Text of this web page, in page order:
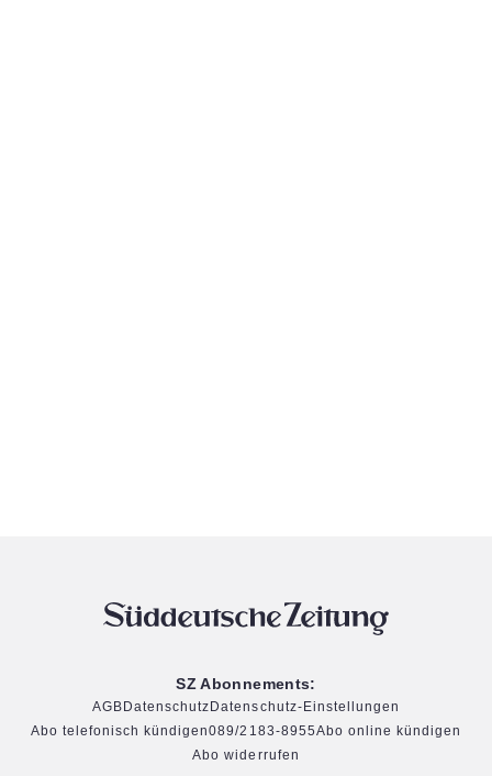
SZ Abonnements:
AGB Datenschutz Datenschutz-Einstellungen
Abo telefonisch kündigen089/2183-8955Abo online kündigen
Abo widerrufen